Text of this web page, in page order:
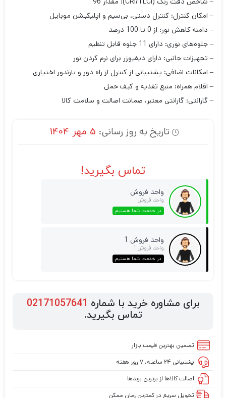
– امکان کنترل: کنترل دستی، بی‌سیم و اپلیکیشن موبایل
– دامنه کاهش نور: از 0 تا 100 درصد
– جلوه‌های نوری: دارای 11 جلوه قابل تنظیم
– تجهیزات جانبی: دارای دیفیوزر برای نرم کردن نور
– امکانات اضافی: پشتیبانی از کنترل از راه دور و بارندور اختیاری
– اقلام همراه: منبع تغذیه و کیف حمل
– گارانتی: گارانتی معتبر، ضمانت اصالت و سلامت کالا
تاریخ به روز رسانی: 5 مهر 1404
تماس بگیرید!
واحد فروش
واحد فروش
در خدمت شما هستیم
واحد فروش 1
واحد فروش 1
در خدمت شما هستیم
برای مشاوره خرید با شماره 02171057641
تماس بگیرید.
تضمین بهترین قیمت بازار
پشتیبانی ۲۴ ساعته، ۷ روز هفته
اصالت کالاها از برترین برندها
تحویل سریع در کمترین زمان ممکن